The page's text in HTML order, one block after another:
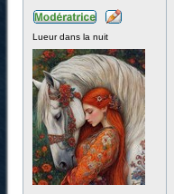
Lueur dans la nuit